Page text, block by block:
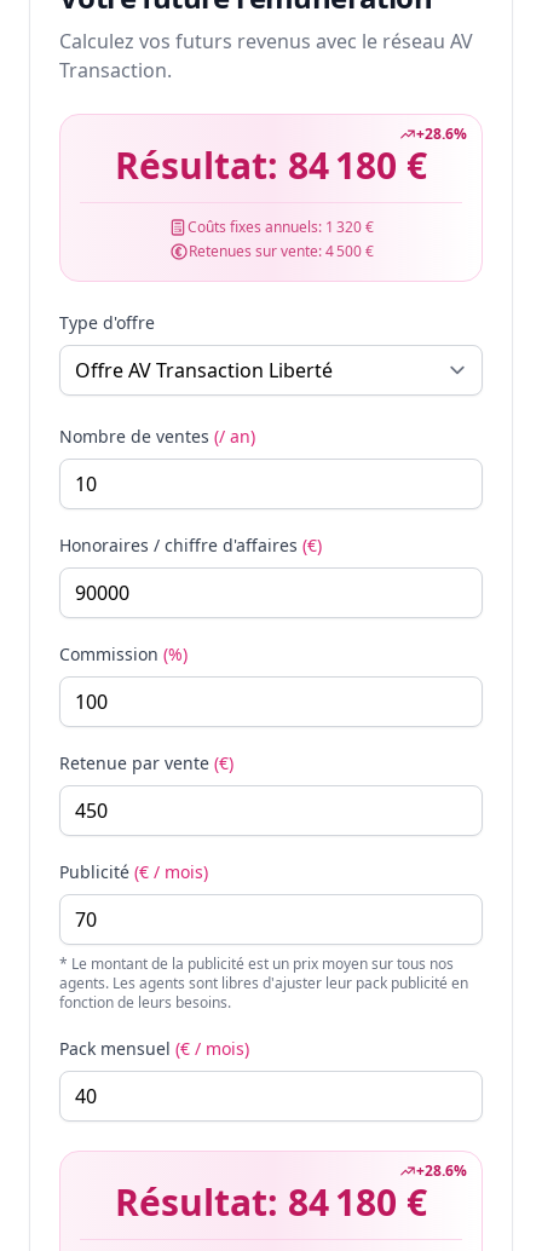
Calculez vos futurs revenus avec le réseau AV
Transaction.
+28.6%
Résultat: 84 180 €
Coûts fixes annuels: 1 320 €
Retenues sur vente:4 500 €
Type d'offre
Nombre de ventes (/ an)
Honoraires / chiffre d'affaires (€)
Commission (%)
Retenue par vente (€)
Publicité (€ / mois)
* Le montant de la publicité est un prix moyen sur tous nos
agents. Les agents sont libres d'ajuster leur pack publicité en
fonction de leurs besoins.
Pack mensuel (€ / mois)
+28.6%
Résultat: 84 180 €